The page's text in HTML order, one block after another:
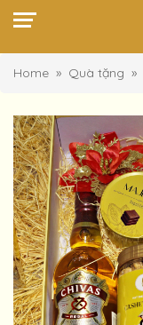
Home Quà tặng